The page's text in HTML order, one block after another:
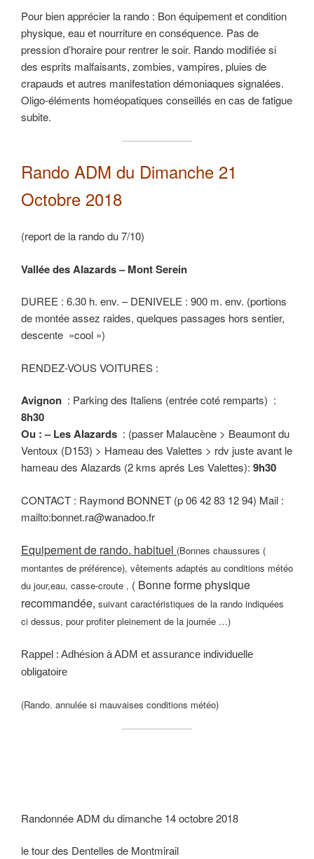
Pour bien apprécier la rando : Bon équipement et condition
physique, eau et nourriture en conséquence. Pas de
pression d’horaire pour rentrer le soir. Rando modifiée si
des esprits malfaisants, zombies, vampires, pluies de
crapauds et autres manifestation démoniaques signalées.
Oligo-éléments homéopatiques conseillés en cas de fatigue
subite.
Rando ADM du Dimanche 21
Octobre 2018
(report de la rando du 7/10)
Vallée des Alazards – Mont Serein
DUREE : 6.30 h. env. – DENIVELE : 900 m. env. (portions
de montée assez raides, quelques passages hors sentier,
descente »cool »)
RENDEZ-VOUS VOITURES :
Avignon : Parking des Italiens (entrée coté remparts) :
8h30
Ou : – Les Alazards : (passer Malaucène > Beaumont du
Ventoux (D153) > Hameau des Valettes > rdv juste avant le
hameau des Alazards (2 kms aprés Les Valettes): 9h30
CONTACT : Raymond BONNET (p 06 42 83 12 94) Mail :
mailto:bonnet.ra@wanadoo.fr
Equipement de rando. habituel (Bonnes chaussures (
montantes de préférence), vêtements adaptés au conditions météo
du jour,eau, casse-croute , ( Bonne forme physique
recommandée, suivant caractéristiques de la rando indiquées
ci dessus, pour profiter pleinement de la journée …)
Rappel : Adhésion à ADM et assurance individuelle
obligatoire
(Rando. annulée si mauvaises conditions météo)
Randonnée ADM du dimanche 14 octobre 2018
le tour des Dentelles de Montmirail